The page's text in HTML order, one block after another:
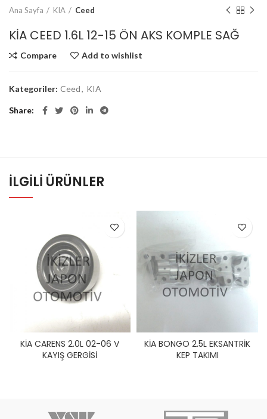
Ana Sayfa KIA Ceed
KİA CEED 1.6L 12-15 ÖN AKS KOMPLE SAĞ
Compare Add to wishlist
Kategoriler: Ceed, KIA
Share
İLGILI ÜRÜNLER
KİA CARENS 2.0L 02-06 V
KAYIŞ GERGİSİ
KİA BONGO 2.5L EKSANTRİK
KEP TAKIMI